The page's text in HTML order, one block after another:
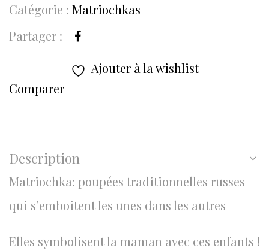
Catégorie : Matriochkas
Partager :
Ajouter à la wishlist
Comparer
Description
Matriochka: poupées traditionnelles russes
qui s’emboitent les unes dans les autres
Elles symbolisent la maman avec ces enfants !